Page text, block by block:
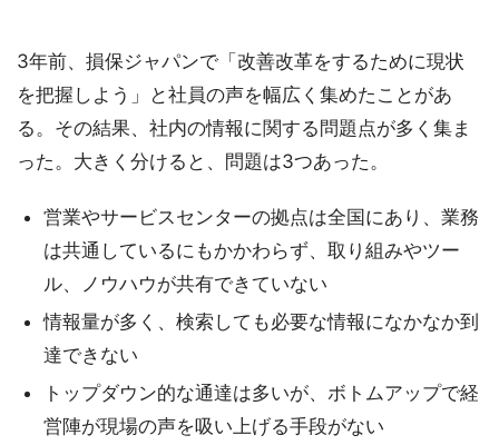
3年前、損保ジャパンで「改善改革をするために現状
を把握しよう」と社員の声を幅広く集めたことがあ
る。その結果、社内の情報に関する問題点が多く集ま
った。大きく分けると、問題は3つあった。
営業やサービスセンターの拠点は全国にあり、業務
は共通しているにもかかわらず、取り組みやツー
ル、ノウハウが共有できていない
情報量が多く、検索しても必要な情報になかなか到
達できない
トップダウン的な通達は多いが、ボトムアップで経
営陣が現場の声を吸い上げる手段がない